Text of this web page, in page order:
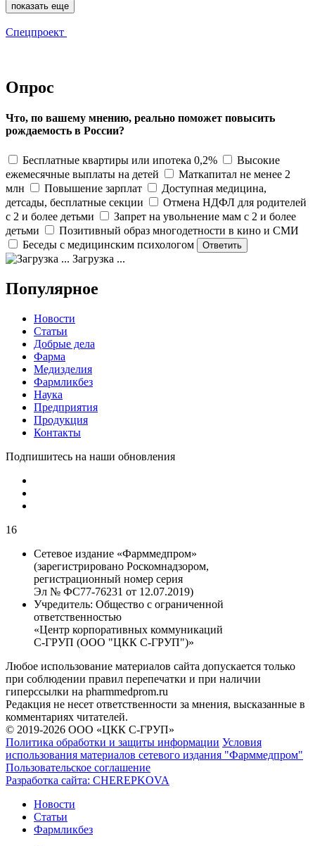
показать еще
Спецпроект
Опрос
Что, по вашему мнению, реально поможет повысить
рождаемость в России?
Бесплатные квартиры или ипотека 0,2%
Высокие
ежемесячные выплаты на детей
Маткапитал не менее 2
млн
Повышение зарплат
Доступная медицина,
детсады, бесплатные секции
Отмена НДФЛ для родителей
с 2 и более детьми
Запрет на увольнение мам с 2 и более
детьми
Позитивный образ многодетности в кино и СМИ
Беседы с медицинским психологом
Загрузка ...
Популярное
Новости
Статьи
Добрые дела
Фарма
Медизделия
Фармликбез
Наука
Предприятия
Продукция
Контакты
Подпишитесь на наши обновления
16
Сетевое издание «Фарммедпром»
(зарегистрировано Роскомнадзором,
регистрационный номер серия
Эл № ФС77-76231 от 12.07.2019)
Учредитель: Общество с ограниченной
ответственностью
«Центр корпоративных коммуникаций
С-ГРУП (ООО "ЦКК С-ГРУП")»
Любое использование материалов сайта допускается только
при соблюдении правил перепечатки и при наличии
гиперссылки на pharmmedprom.ru
Редакция не несет ответственности за мнения, высказанные в
комментариях читателей.
© 2019-2026 ООО «ЦКК С-ГРУП»
Политика обработки и защиты информации Условия
использования материалов сетевого издания "Фарммедпром"
Пользовательское соглашение
Разработка сайта: CHEREPKOVA
Новости
Статьи
Фармликбез